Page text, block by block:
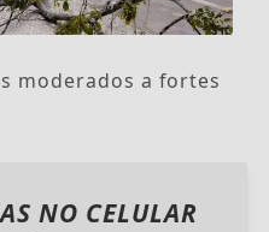
moderados a fortes
NO CELULAR